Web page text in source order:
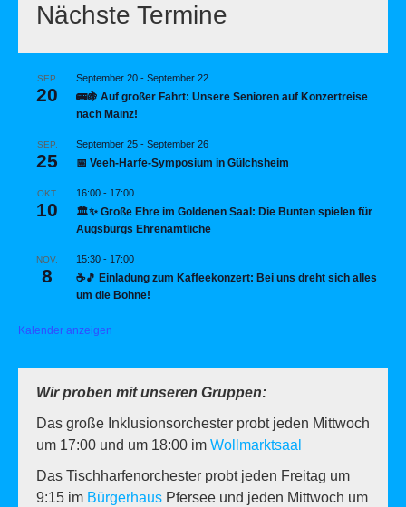
Nächste Termine
SEP.
20
September 20 - September 22
🚌🍇 Auf großer Fahrt: Unsere Senioren auf Konzertreise
nach Mainz!
SEP.
25
September 25 - September 26
📅 Veeh-Harfe-Symposium in Gülchsheim
OKT.
10
16:00 - 17:00
🏛️✨ Große Ehre im Goldenen Saal: Die Bunten spielen für
Augsburgs Ehrenamtliche
NOV.
8
15:30 - 17:00
☕🎵 Einladung zum Kaffeekonzert: Bei uns dreht sich alles
um die Bohne!
Kalender anzeigen
Wir proben mit unseren Gruppen:
Das große Inklusionsorchester probt jeden Mittwoch
um 17:00 und um 18:00 im Wollmarktsaal
Das Tischharfenorchester probt jeden Freitag um
9:15 im Bürgerhaus Pfersee und jeden Mittwoch um